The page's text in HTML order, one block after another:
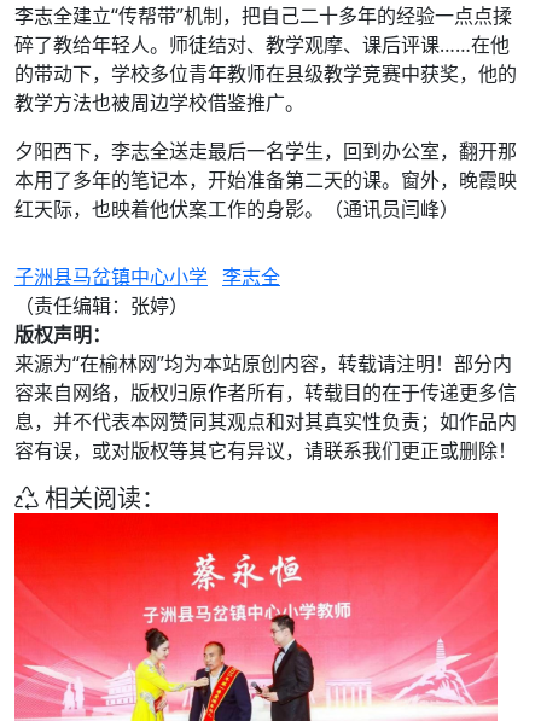
李志全建立“传帮带”机制，把自己二十多年的经验一点点揉
碎了教给年轻人。师徒结对、教学观摩、课后评课……在他
的带动下，学校多位青年教师在县级教学竞赛中获奖，他的
教学方法也被周边学校借鉴推广。
夕阳西下，李志全送走最后一名学生，回到办公室，翻开那
本用了多年的笔记本，开始准备第二天的课。窗外，晚霞映
红天际，也映着他伏案工作的身影。（通讯员闫峰）
子洲县马岔镇中心小学 李志全
（责任编辑：张婷）
版权声明：
来源为“在榆林网”均为本站原创内容，转载请注明！部分内
容来自网络，版权归原作者所有，转载目的在于传递更多信
息，并不代表本网赞同其观点和对其真实性负责；如作品内
容有误，或对版权等其它有异议，请联系我们更正或删除！
相关阅读：